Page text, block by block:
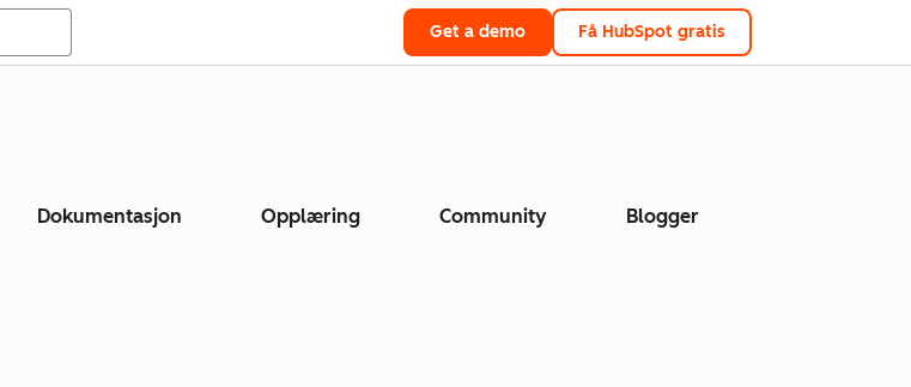
Get a demo Få HubSpot gratis
Dokumentasjon Opplæring Community Blogger